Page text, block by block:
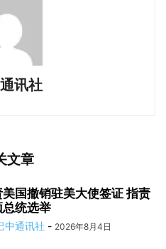
讯社
文章
国撤销驻美大使签证 指责
统选举
中通讯社 - 2026年8月4日